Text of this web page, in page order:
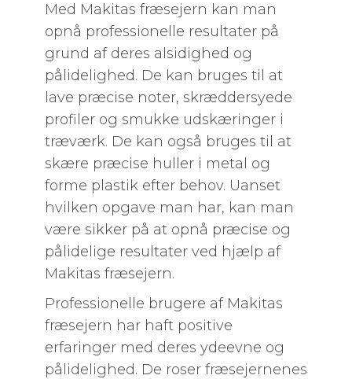
Med Makitas fræsejern kan man
opnå professionelle resultater på
grund af deres alsidighed og
pålidelighed. De kan bruges til at
lave præcise noter, skræddersyede
profiler og smukke udskæringer i
træværk. De kan også bruges til at
skære præcise huller i metal og
forme plastik efter behov. Uanset
hvilken opgave man har, kan man
være sikker på at opnå præcise og
pålidelige resultater ved hjælp af
Makitas fræsejern.
Professionelle brugere af Makitas
fræsejern har haft positive
erfaringer med deres ydeevne og
pålidelighed. De roser fræsejernenes